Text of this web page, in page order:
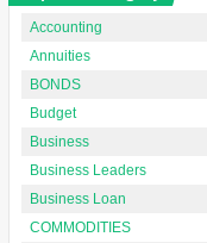
Accounting
Annuities
BONDS
Budget
Business
Business Leaders
Business Loan
COMMODITIES